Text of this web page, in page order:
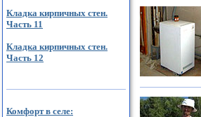
Кладка кирпичных стен.
Часть 11
Кладка кирпичных стен.
Часть 12
Комфорт в селе: